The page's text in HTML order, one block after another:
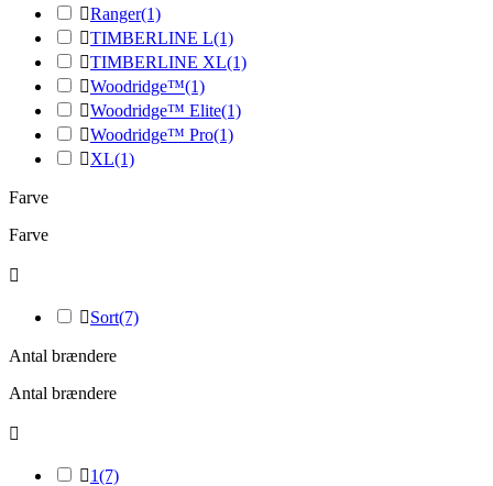
Ranger(1)
TIMBERLINE L(1)
TIMBERLINE XL(1)
Woodridge™(1)
Woodridge™ Elite(1)
Woodridge™ Pro(1)
XL(1)
Farve
Farve

Sort(7)
Antal brændere
Antal brændere

1(7)